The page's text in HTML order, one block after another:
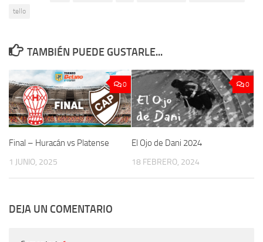
tello
TAMBIÉN PUEDE GUSTARLE...
0
Final – Huracán vs Platense
1 JUNIO, 2025
0
El Ojo de Dani 2024
18 FEBRERO, 2024
DEJA UN COMENTARIO